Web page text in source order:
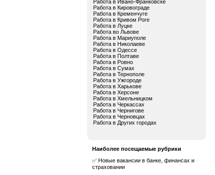
Работа в Ивано-Франковске
Работа в Кировограде
Работа в Кременчуге
Работа в Кривом Роге
Работа в Луцке
Работа во Львове
Работа в Мариуполе
Работа в Николаеве
Работа в Одессе
Работа в Полтаве
Работа в Ровно
Работа в Сумах
Работа в Тернополе
Работа в Ужгороде
Работа в Харькове
Работа в Херсоне
Работа в Хмельницком
Работа в Черкассах
Работа в Чернигове
Работа в Черновцах
Работа в Других городах
Наиболее посещаемые рубрики
✅ Новые вакансии в банке, финансах и
страховании